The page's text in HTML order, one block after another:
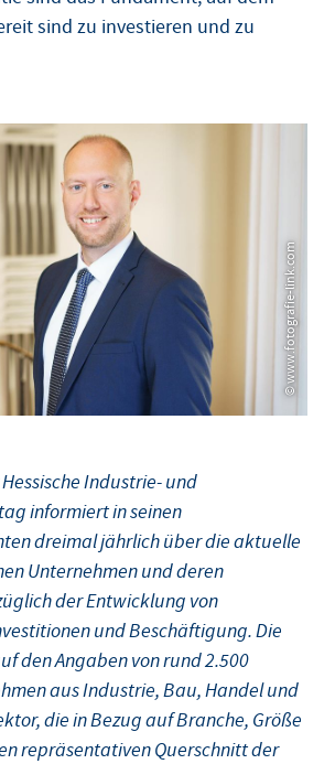
sind zu investieren und zu
© www.fotografie-link.com
Industrie- und
informiert in seinen
dreimal jährlich über die aktuelle
Unternehmen und deren
der Entwicklung von
und Beschäftigung. Die
den Angaben von rund 2.500
aus Industrie, Bau, Handel und
die in Bezug auf Branche, Größe
repräsentativen Querschnitt der